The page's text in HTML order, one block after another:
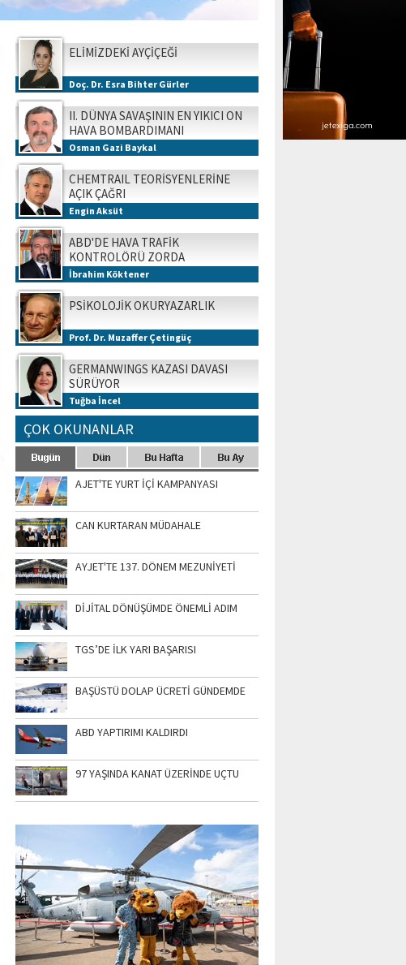
ELİMİZDEKİ AYÇİÇEĞİ
Doç. Dr. Esra Bihter Gürler
II. DÜNYA SAVAŞININ EN YIKICI ON
HAVA BOMBARDIMANI
Osman Gazi Baykal
CHEMTRAIL TEORİSYENLERİNE
AÇIK ÇAĞRI
Engin Aksüt
ABD'DE HAVA TRAFİK
KONTROLÖRÜ ZORDA
İbrahim Köktener
PSİKOLOJİK OKURYAZARLIK
Prof. Dr. Muzaffer Çetingüç
GERMANWINGS KAZASI DAVASI
SÜRÜYOR
Tuğba İncel
ÇOK OKUNANLAR
AJET'TE YURT İÇİ KAMPANYASI
CAN KURTARAN MÜDAHALE
AYJET'TE 137. DÖNEM MEZUNİYETİ
DİJİTAL DÖNÜŞÜMDE ÖNEMLİ ADIM
TGS’DE İLK YARI BAŞARISI
BAŞÜSTÜ DOLAP ÜCRETİ GÜNDEMDE
ABD YAPTIRIMI KALDIRDI
97 YAŞINDA KANAT ÜZERİNDE UÇTU
SİNGAPUR AIRSHOW-2020